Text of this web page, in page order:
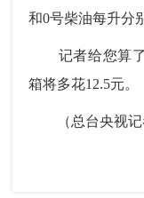
和0号柴油每升分
记者给您算了
箱将多花12.5元。
（总台央视记